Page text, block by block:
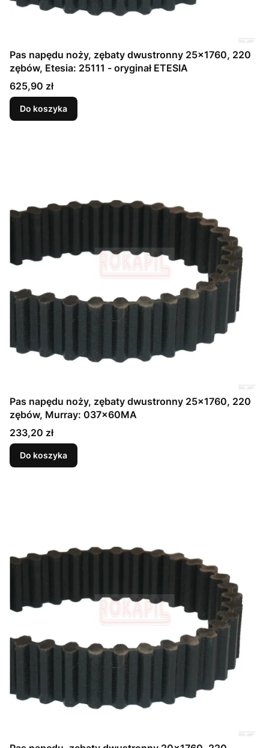
Pas napędu noży, zębaty dwustronny 25x1760, 220
zębów, Etesia: 25111 - oryginał ETESIA
Cena
625,90 zł
Do koszyka
Pas napędu noży, zębaty dwustronny 25x1760, 220
zębów, Murray: 037x60MA
Cena
233,20 zł
Do koszyka